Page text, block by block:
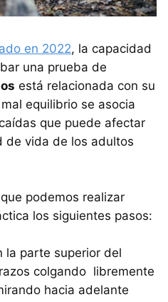
en 2022, la capacidad
una prueba de
está relacionada con su
equilibrio se asocia
que puede afectar
de vida de los adultos
podemos realizar
los siguientes pasos:
la parte superior del
colgando libremente
hacia adelante